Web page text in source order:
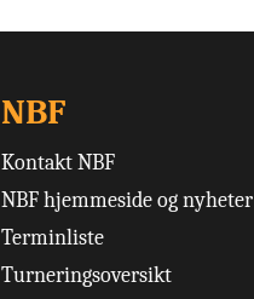
NBF
Kontakt NBF
NBF hjemmeside og nyheter
Terminliste
Turneringsoversikt